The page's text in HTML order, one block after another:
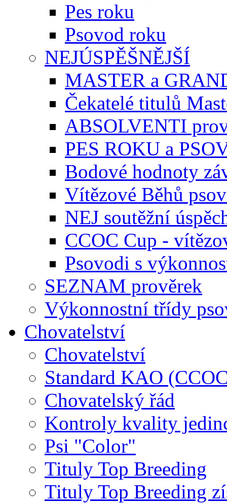
Pes roku
Psovod roku
NEJÚSPĚŠNĚJŠÍ
MASTER a
Čekatelé titulů
ABSOLVENTI
PES ROKU a
Bodové hodnoty
Vítězové Běhů
NEJ soutěžní
CCOC Cup -
Psovodi s
SEZNAM prověrek
Výkonnostní třídy
Chovatelství
Chovatelství
Standard KAO
Chovatelský řád
Kontroly kvality
Psi "Color"
Tituly Top Breeding
Tituly Top Breeding